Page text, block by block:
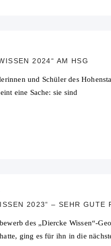
2024“ AM HSG
und Schüler des
eine Sache: sie sind
des „Diercke Wissen“-
ging es für ihn in die